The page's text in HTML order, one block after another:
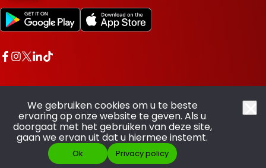
All rights reserved OHL - © 2026
Made with pride by
We gebruiken cookies om u te beste
ervaring op onze website te geven. Als u
doorgaat met het gebruiken van deze site,
gaan we ervan uit dat u hiermee instemt.
Ok Privacy policy